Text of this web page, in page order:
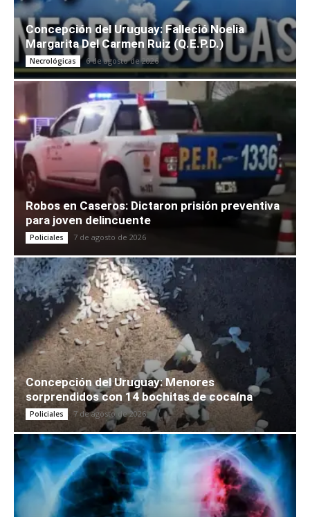
Concepción del Uruguay: Falleció Noelia
Margarita Del Carmen Ruiz (Q.E.P.D.)
Necrológicas 6 de agosto de 2026
Robos en Caseros: Dictaron prisión preventiva
para joven delincuente
Policiales 7 de agosto de 2026
Concepción del Uruguay: Menores
sorprendidos con 14 bochitas de cocaína
Policiales 7 de agosto de 2026